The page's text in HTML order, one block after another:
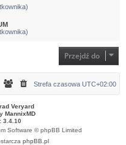
Przejdź do
Strefa czasowa UTC+02:00
Veryard
MannixMD
3.4.10
Software © phpBB Limited
phpBB.pl